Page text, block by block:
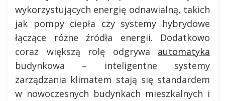
wykorzystujących energię odnawialną, takich
jak pompy ciepła czy systemy hybrydowe
łączące różne źródła energii. Dodatkowo
coraz większą rolę odgrywa automatyka
budynkowa – inteligentne systemy
zarządzania klimatem stają się standardem
w nowoczesnych budynkach mieszkalnych i